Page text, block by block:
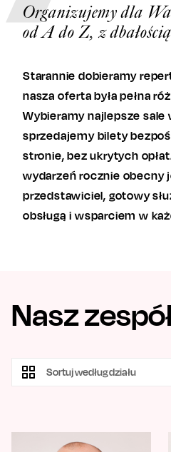
Organizujemy dla
od A do Z, z
Starannie dobieramy
nasza oferta była pełna
Wybieramy najlepsze sale
sprzedajemy bilety
stronie, bez ukrytych
wydarzeń rocznie obecny
przedstawiciel, gotowy
obsługą i wsparciem w
Nasz
Sortuj według działu